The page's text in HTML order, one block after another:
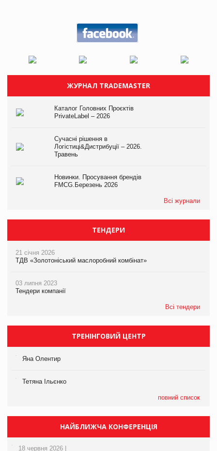
ЖУРНАЛ TRADEMASTER
Каталог Головних Проєктів
PrivateLabel – 2026
Сучасні рішення в
Логістиці&Дистрибуції – 2026.
Травень
Новинки. Просування брендів
FMCG.Березень 2026
Всі журнали
ТЕНДЕРИ
21 січня 2026
ТДВ «Золотоніський маслоробний комбінат»
03 липня 2023
Тендери компанії
Всі тендери
ТРЕНІНГОВИЙ ЦЕНТР
Яна Олентир
Тетяна Ільєнко
повний список
НАЙБЛИЖЧА КОНФЕРЕНЦІЯ
18 червня 2026 |